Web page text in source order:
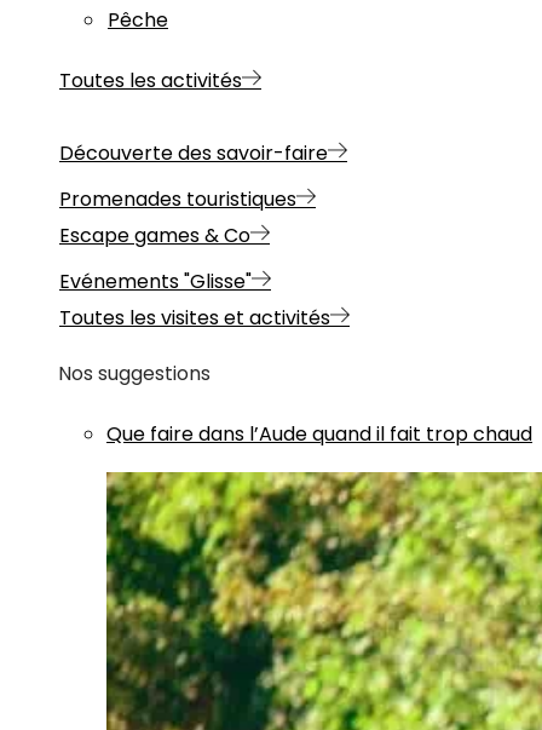
Pêche
Toutes les activités
Découverte des savoir-faire
Promenades touristiques
Escape games & Co
Evénements "Glisse"
Toutes les visites et activités
Nos suggestions
Que faire dans l’Aude quand il fait trop chaud